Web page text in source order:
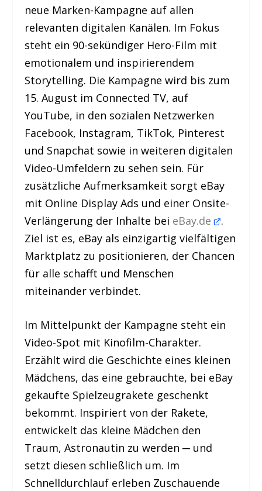
neue Marken-Kampagne auf allen
relevanten digitalen Kanälen. Im Fokus
steht ein 90-sekündiger Hero-Film mit
emotionalem und inspirierendem
Storytelling. Die Kampagne wird bis zum
15. August im Connected TV, auf
YouTube, in den sozialen Netzwerken
Facebook, Instagram, TikTok, Pinterest
und Snapchat sowie in weiteren digitalen
Video-Umfeldern zu sehen sein. Für
zusätzliche Aufmerksamkeit sorgt eBay
mit Online Display Ads und einer Onsite-
Verlängerung der Inhalte bei eBay.de .
Ziel ist es, eBay als einzigartig vielfältigen
Marktplatz zu positionieren, der Chancen
für alle schafft und Menschen
miteinander verbindet.
Im Mittelpunkt der Kampagne steht ein
Video-Spot mit Kinofilm-Charakter.
Erzählt wird die Geschichte eines kleinen
Mädchens, das eine gebrauchte, bei eBay
gekaufte Spielzeugrakete geschenkt
bekommt. Inspiriert von der Rakete,
entwickelt das kleine Mädchen den
Traum, Astronautin zu werden ─ und
setzt diesen schließlich um. Im
Schnelldurchlauf erleben Zuschauende